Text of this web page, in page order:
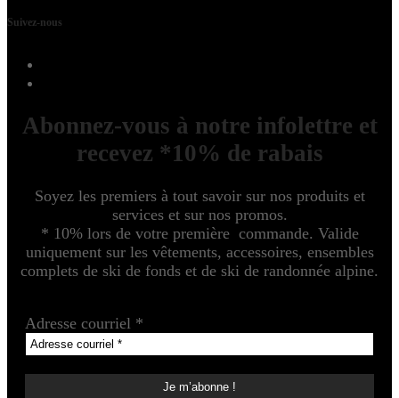
Suivez-nous
Abonnez-vous à notre infolettre et
recevez *10% de rabais
Soyez les premiers à tout savoir sur nos produits et
services et sur nos promos.
* 10% lors de votre première commande. Valide
uniquement sur les vêtements, accessoires, ensembles
complets de ski de fonds et de ski de randonnée alpine.
Adresse courriel *